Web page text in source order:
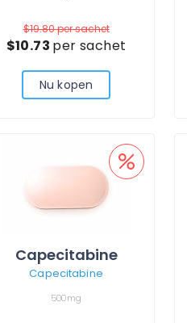
$19.80per sachet
$10.73 per sachet
Nu kopen
Capecitabine
Capecitabine
500mg